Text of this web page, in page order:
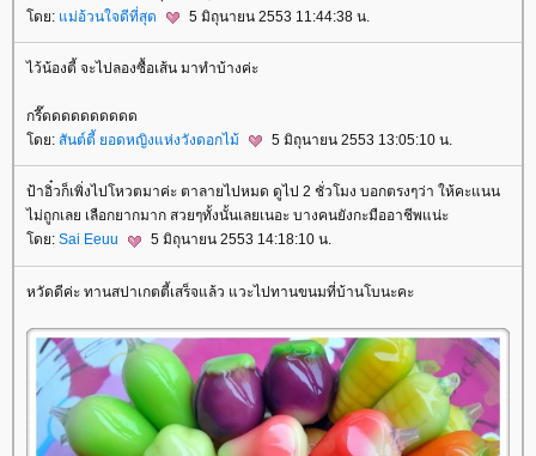
ดย: ม่อ้วนใจดีที่สุด 5 มิถุนายน 2553 11:44:38 น.
ไว้น้องตี้ จะไปลองซื้อเส้น มาทำบ้างค่ะ
กรี๊ดดดดดดดดดด
ดย: สันต์ตี้ ยอดหญิงแห่งวังดอกไม้ 5 มิถุนายน 2553 13:05:10 น.
ป้าอิ๋วก็เพิ่งไปโหวตมาค่ะ ตาลายไปหมด ดูไป 2 ชั่วโมง บอกตรงๆว่า ให้คะแนน
ไม่ถูกเลย เลือกยากมาก สวยๆทั้งนั้นเลยเนอะ บางคนยังกะมืออาชีพแน่ะ
ดย: Sai Eeuu 5 มิถุนายน 2553 14:18:10 น.
หวัดดีค่ะ ทานสปาเกตตี้เสร็จแล้ว แวะไปทานขนมที่บ้านโบนะคะ